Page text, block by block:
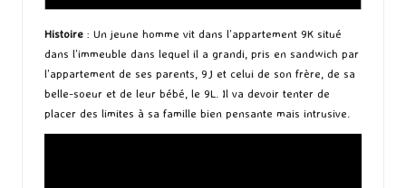
Histoire : Un jeune homme vit dans l’appartement 9K situé
dans l’immeuble dans lequel il a grandi, pris en sandwich par
l’appartement de ses parents, 9J et celui de son frère, de sa
belle-soeur et de leur bébé, le 9L. Il va devoir tenter de
placer des limites à sa famille bien pensante mais intrusive.